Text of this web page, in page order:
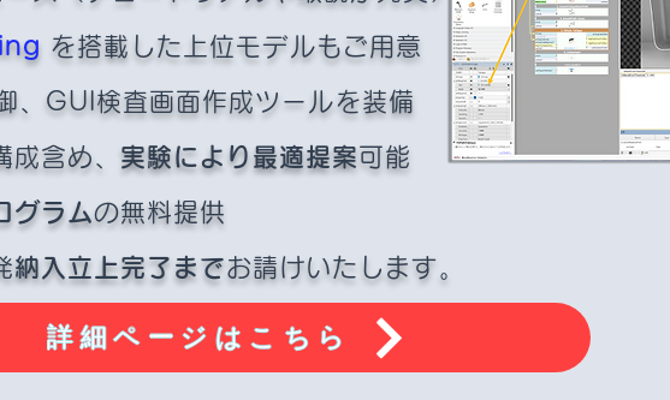
を搭載した上位モデルもご用意
GUI検査画面作成ツールを装備
含め、 実験により最適提案可能
グラムの無料提供
納入立上完了までお請けいたします。
詳細ページはこちら